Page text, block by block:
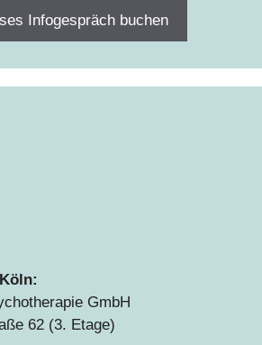
Infogespräch buchen
GmbH
62 (3. Etage)